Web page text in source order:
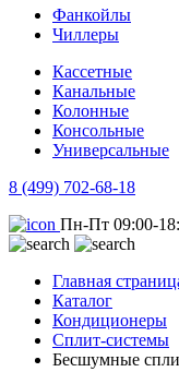
Фанкойлы
Чиллеры
Кассетные
Канальные
Колонные
Консольные
Универсальные
8 (499) 702-68-18
Пн-Пт 09:00-
Главная
Каталог
Кондиционеры
Сплит-системы
Бесшумные